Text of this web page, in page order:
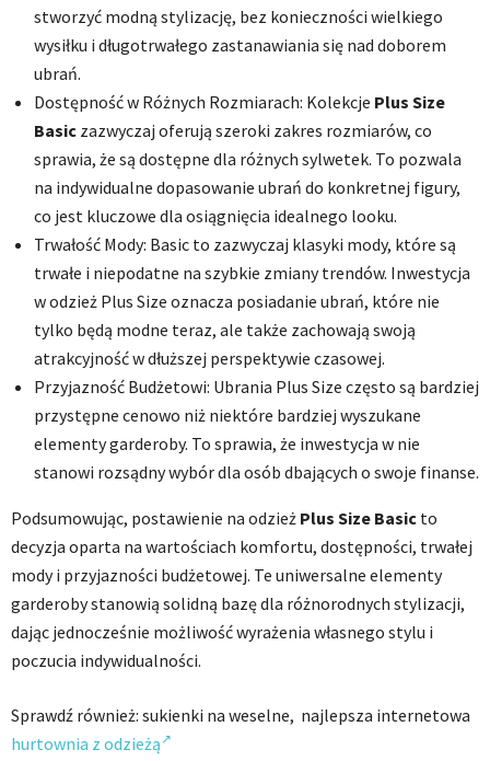
stworzyć modną stylizację, bez konieczności wielkiego
wysiłku i długotrwałego zastanawiania się nad doborem
ubrań.
Dostępność w Różnych Rozmiarach: Kolekcje Plus Size
Basic zazwyczaj oferują szeroki zakres rozmiarów, co
sprawia, że są dostępne dla różnych sylwetek. To pozwala
na indywidualne dopasowanie ubrań do konkretnej figury,
co jest kluczowe dla osiągnięcia idealnego looku.
Trwałość Mody: Basic to zazwyczaj klasyki mody, które są
trwałe i niepodatne na szybkie zmiany trendów. Inwestycja
w odzież Plus Size oznacza posiadanie ubrań, które nie
tylko będą modne teraz, ale także zachowają swoją
atrakcyjność w dłuższej perspektywie czasowej.
Przyjazność Budżetowi: Ubrania Plus Size często są bardziej
przystępne cenowo niż niektóre bardziej wyszukane
elementy garderoby. To sprawia, że inwestycja w nie
stanowi rozsądny wybór dla osób dbających o swoje finanse.
Podsumowując, postawienie na odzież Plus Size Basic to
decyzja oparta na wartościach komfortu, dostępności, trwałej
mody i przyjazności budżetowej. Te uniwersalne elementy
garderoby stanowią solidną bazę dla różnorodnych stylizacji,
dając jednocześnie możliwość wyrażenia własnego stylu i
poczucia indywidualności.
Sprawdź również: sukienki na weselne, najlepsza internetowa
hurtownia z odzieżą